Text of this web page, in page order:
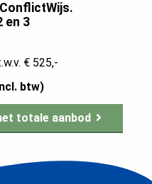
en 3
€ 525,-
btw)
totale aanbod